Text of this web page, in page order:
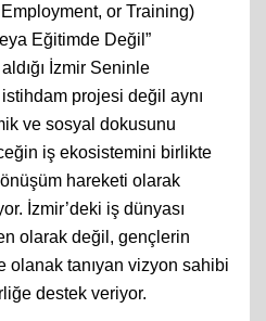
or Training)
Eğitimde Değil”
İzmir Seninle
istihdam projesi değil aynı
ve sosyal dokusunu
iş ekosistemini birlikte
hareketi olarak
İzmir’deki iş dünyası
olarak değil, gençlerin
olanak tanıyan vizyon sahibi
destek veriyor.